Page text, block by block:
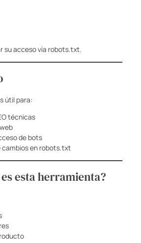
su acceso vía robots.txt.
útil para:
técnicas
de bots
cambios en robots.txt
esta herramienta?